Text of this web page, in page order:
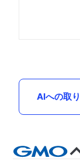
AIへの取